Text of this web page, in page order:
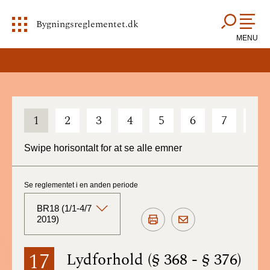
Bygningsreglementet.dk
MENU
1 2 3 4 5 6 7
Swipe horisontalt for at se alle emner
17 Lydforhold (§ 368 - § 376)
Se reglementet i en anden periode
BR18 (1/1-4/7
2019)
BR18 (Aktuelt)